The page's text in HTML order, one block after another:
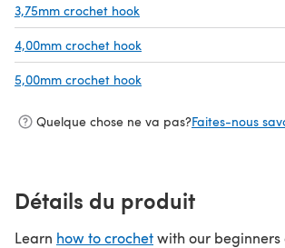
3,75mm crochet hook
4,00mm crochet hook
5,00mm crochet hook
Quelque chose ne va pas?Faites-nous
Détails du produit
Learn how to crochetwith our beginners